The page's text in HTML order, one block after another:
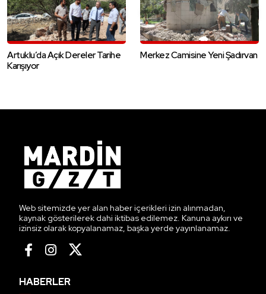
Artuklu’da Açık Dereler Tarihe
Karışıyor
Merkez Camisine Yeni Şadırvan
Web sitemizde yer alan haber içerikleri izin alınmadan,
kaynak gösterilerek dahi iktibas edilemez. Kanuna aykırı ve
izinsiz olarak kopyalanamaz, başka yerde yayınlanamaz.
HABERLER